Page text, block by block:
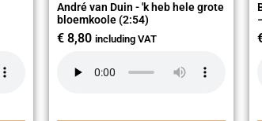
André van Duin - 'k heb hele grote
bloemkoole (2:54)
€8,80 including VAT